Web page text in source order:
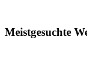
Meistgesuchte